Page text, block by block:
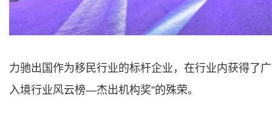
力驰出国作为移民行业的标杆企业，在行业内获得了
入境行业风云榜—杰出机构奖”的殊荣。